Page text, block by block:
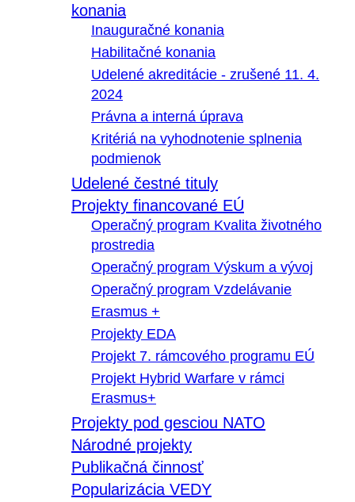
konania
Inauguračné konania
Habilitačné konania
Udelené akreditácie - zrušené 11. 4.
2024
Právna a interná úprava
Kritériá na vyhodnotenie splnenia
podmienok
Udelené čestné tituly
Projekty financované EÚ
Operačný program Kvalita životného
prostredia
Operačný program Výskum a vývoj
Operačný program Vzdelávanie
Erasmus +
Projekty EDA
Projekt 7. rámcového programu EÚ
Projekt Hybrid Warfare v rámci
Erasmus+
Projekty pod gesciou NATO
Národné projekty
Publikačná činnosť
Popularizácia VEDY